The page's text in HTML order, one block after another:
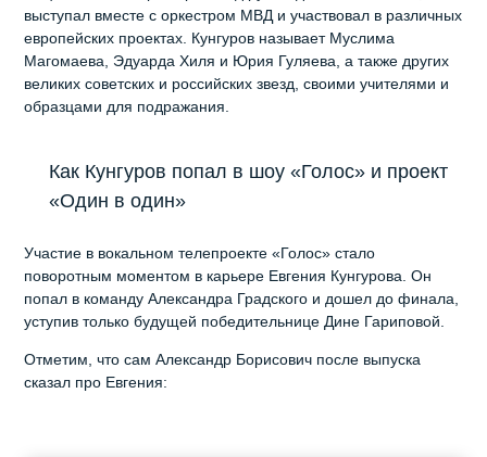
выступал вместе с оркестром МВД и участвовал в различных
европейских проектах. Кунгуров называет Муслима
Магомаева, Эдуарда Хиля и Юрия Гуляева, а также других
великих советских и российских звезд, своими учителями и
образцами для подражания.
Как Кунгуров попал в шоу «Голос» и проект
«Один в один»
Участие в вокальном телепроекте «Голос» стало
поворотным моментом в карьере Евгения Кунгурова. Он
попал в команду Александра Градского и дошел до финала,
уступив только будущей победительнице Дине Гариповой.
Отметим, что сам Александр Борисович после выпуска
сказал про Евгения: